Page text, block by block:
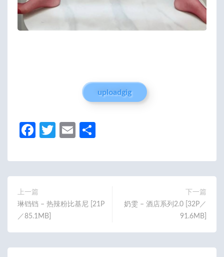
uploadgig
Fa
b
o
o
k
T
itt
er
E
ail
上一篇
琳铛铛 – 热辣粉比基尼 [21P
／85.1MB]
下一篇
奶雯 – 酒店系列2.0 [32P／
91.6MB]